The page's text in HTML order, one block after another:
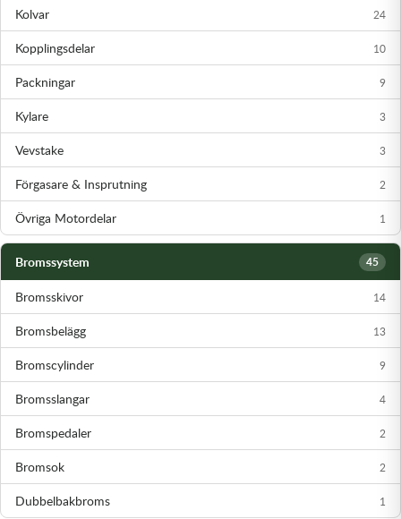
Olja MC
Skydd
Vätskesystem
Fjädring
Hjul
Lagersatser
Motordelar & Filter
Plast
Styren & Reglage
Mopedslang
Mousse
Slang
Trialdäck
Tubliss
Kylarvätska
Luftfilterolja & Rengöring
Oljepaket
Sprayer
Tvätt & Rengöring
Växellådsolja
Övriga Kemprodukter
Chassidelar
Drivremmar & Variatorremmar
Eldelar
Fjädring
Hytter & Flaklock
Karossdelar & Tillbehör
Kyl- & värmesystemdelar
Motordelar
Styren & Tillbehör
Transmission & Drivlina
Variatordelar
Trail
Slangar
Kolvar 24
Kopplingsdelar 10
Packningar 9
Kylare 3
Vevstake 3
Förgasare & Insprutning 2
Övriga Motordelar 1
Bromssystem 45
Bromsskivor 14
Bromsbelägg 13
Bromscylinder 9
Bromsslangar 4
Bromspedaler 2
Bromsok 2
Dubbelbakbroms 1